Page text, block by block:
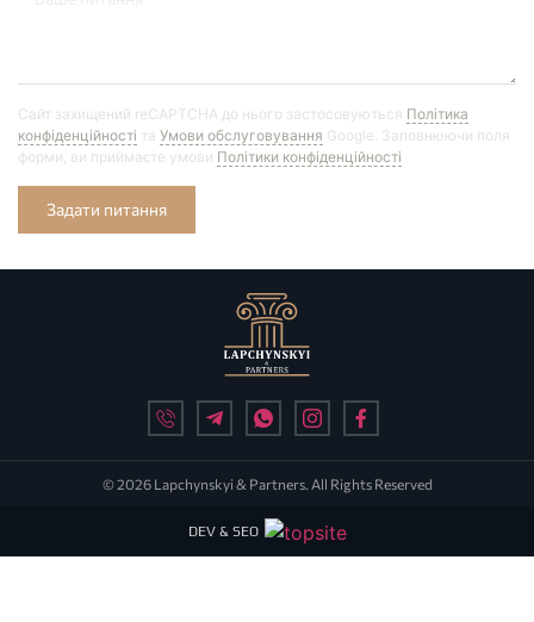
Сайт захищений reCAPTCHA до нього застосовуються Політика
конфіденційності та Умови обслуговування Google. Заповнюючи поля
форми, ви приймаєте умови Політики конфіденційності
Задати питання
© 2026 Lapchynskyi & Partners. All Rights Reserved
DEV & SEO